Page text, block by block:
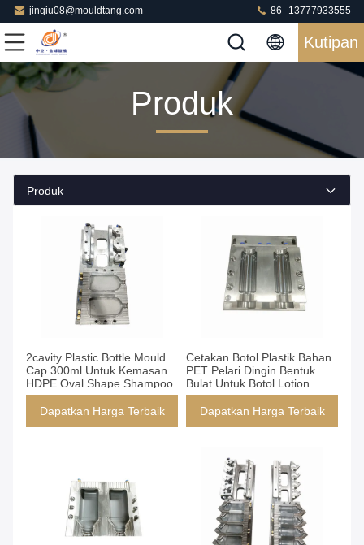
jinqiu08@mouldtang.com 86--13777933555
Kutipan
Produk
Produk
2cavity Plastic Bottle Mould
Cap 300ml Untuk Kemasan
HDPE Oval Shape Shampoo
Dapatkan Harga Terbaik
Cetakan Botol Plastik Bahan
PET Pelari Dingin Bentuk
Bulat Untuk Botol Lotion
Dapatkan Harga Terbaik